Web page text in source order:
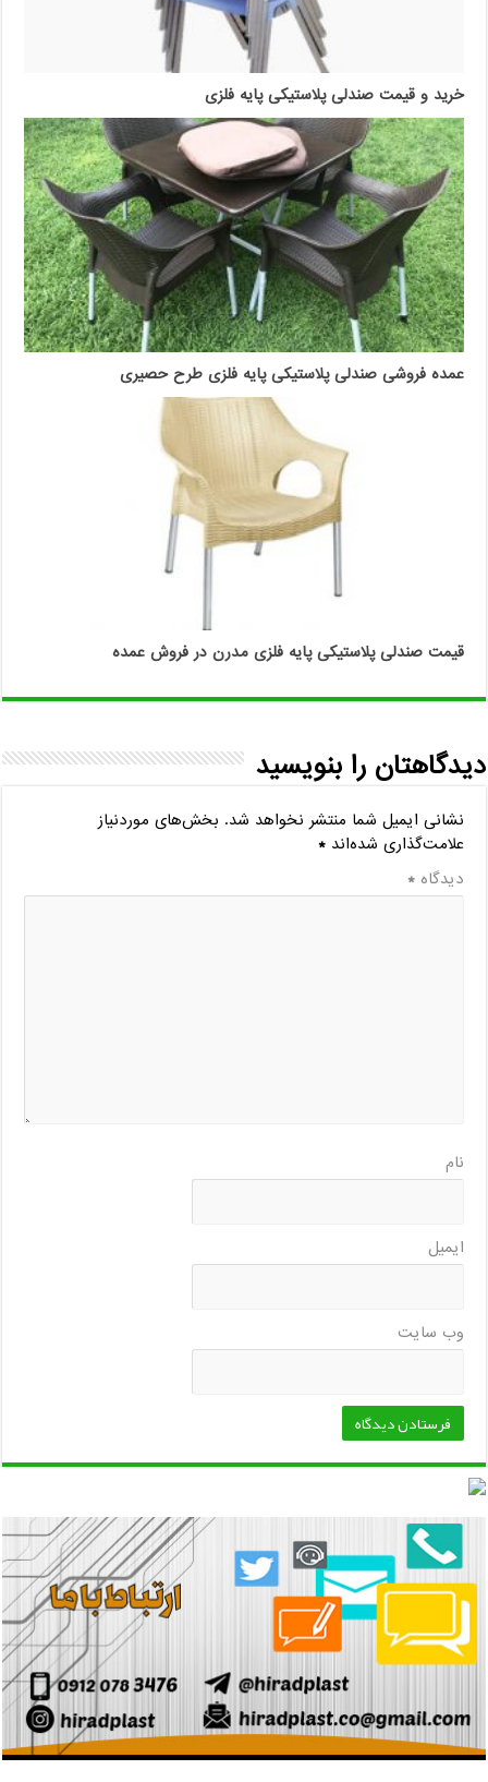
خرید و قیمت صندلی پلاستیکی پایه فلزی
عمده فروشی صندلی پلاستیکی پایه فلزی طرح حصیری
قیمت صندلی پلاستیکی پایه فلزی مدرن در فروش عمده
دیدگاهتان را بنویسید
نشانی ایمیل شما منتشر نخواهد شد. بخش‌های موردنیاز
علامت‌گذاری شده‌اند*
دیدگاه*
نام
ایمیل
وب‌ سایت